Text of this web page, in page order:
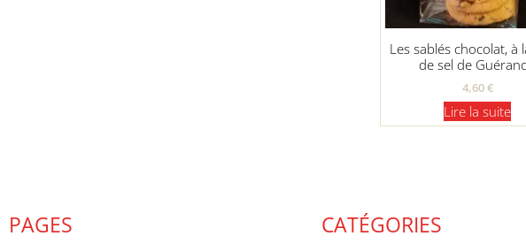
Les sablés chocolat, à
de sel de
4,60€
Lire la suite
PAGES CATÉGORIES